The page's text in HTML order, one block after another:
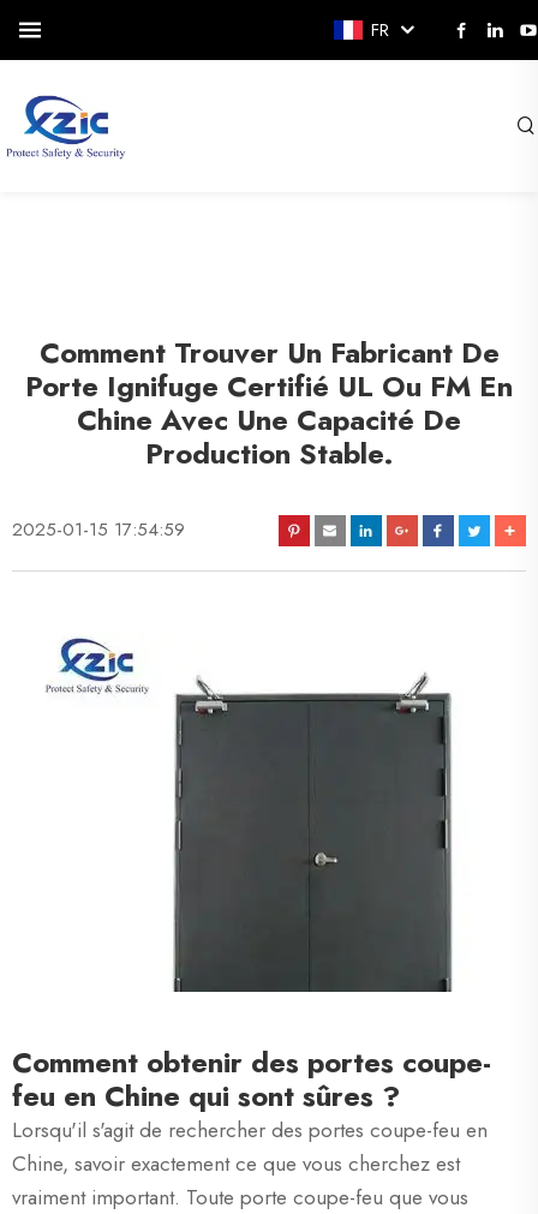
FR
Comment Trouver Un Fabricant De
Porte Ignifuge Certifié UL Ou FM En
Chine Avec Une Capacité De
Production Stable.
2025-01-15 17:54:59
Comment obtenir des portes coupe-
feu en Chine qui sont sûres ?
Lorsqu'il s'agit de rechercher des portes coupe-feu en
Chine, savoir exactement ce que vous cherchez est
vraiment important. Toute porte coupe-feu que vous